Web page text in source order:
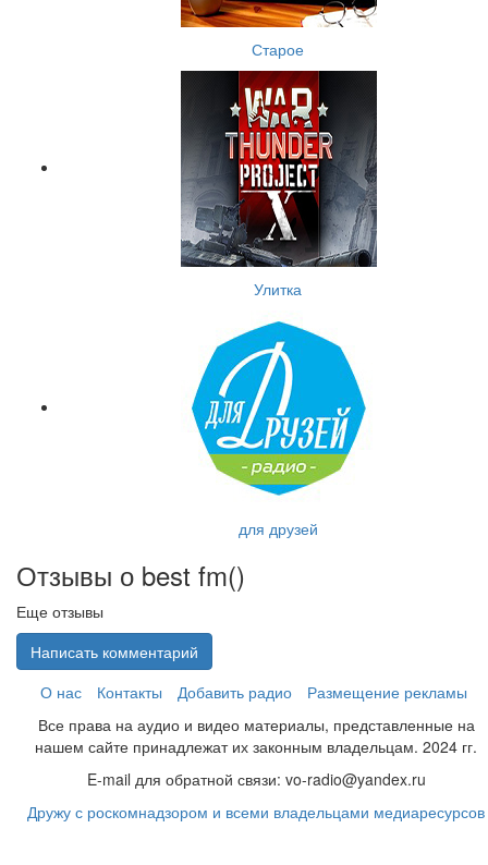
Старое
Улитка
для друзей
Отзывы о best fm()
Еще отзывы
Написать комментарий
О нас
Контакты Добавить радио
Размещение рекламы
Все права на аудио и видео материалы, представленные на
нашем сайте принадлежат их законным владельцам. 2024 гг.
E-mail для обратной связи: vo-radio@yandex.ru
Дружу с роскомнадзором и всеми владельцами медиаресурсов